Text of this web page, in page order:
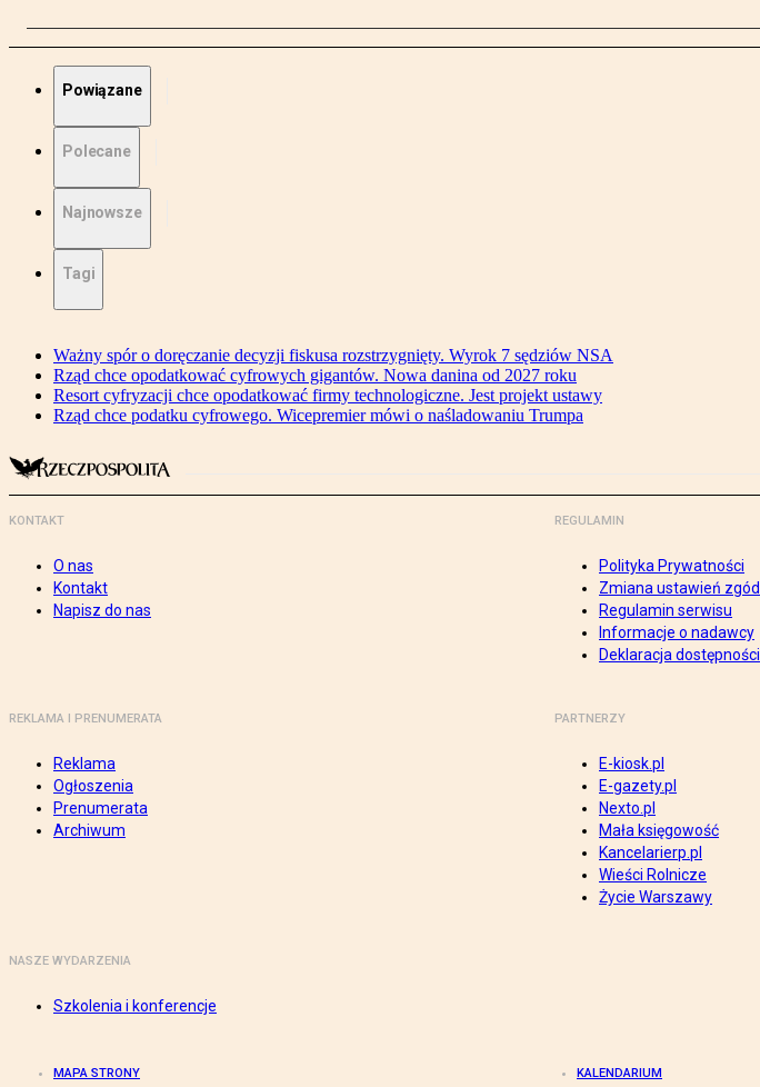
Powiązane
Polecane
Najnowsze
Tagi
Ważny spór o doręczanie decyzji fiskusa rozstrzygnięty. Wyrok 7 sędziów NSA
Rząd chce opodatkować cyfrowych gigantów. Nowa danina od 2027 roku
Resort cyfryzacji chce opodatkować firmy technologiczne. Jest projekt ustawy
Rząd chce podatku cyfrowego. Wicepremier mówi o naśladowaniu Trumpa
KONTAKT
O nas
Kontakt
Napisz do nas
REGULAMIN
Polityka Prywatności
Zmiana ustawień zgód
Regulamin serwisu
Informacje o nadawcy
Deklaracja dostępności
REKLAMA I PRENUMERATA
Reklama
Ogłoszenia
Prenumerata
Archiwum
PARTNERZY
E-kiosk.pl
E-gazety.pl
Nexto.pl
Mała księgowość
Kancelarierp.pl
Wieści Rolnicze
Życie Warszawy
NASZE WYDARZENIA
Szkolenia i konferencje
MAPA STRONY KALENDARIUM